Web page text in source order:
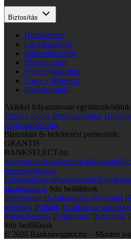
Biztosítás
Hitelfedezeti
Lakásbiztosítás
Balesetbiztosítás
Életbiztosítás
Nyugdíjbiztosítás
Casco • Kötelező
Utasbiztosítás
Akikkel folyamatosan
Jobsora jooble Meteonavigator
Expresszkölcsön
Biztosítási és befektetési partnerünk:
GRANTIS
BANKSELECT.hu
ImpresszumAdatkezelési tájékoztató
kérdésekRólunk
ÜzletszabályzatPanaszkezelés
alkalmazások Süti beállítások
Impresszum |Adatkezelési tájékoztató |
kérdések |Rólunk |Csatlakozz
|Panaszkezelés |Fogalomtár |Kapcsolat |
Süti beállítások
© 2026 Banknavigator.hu – Minden